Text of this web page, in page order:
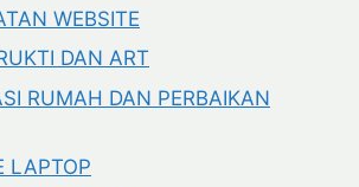
WEBSITE
DAN ART
RUMAH DAN PERBAIKAN
LAPTOP